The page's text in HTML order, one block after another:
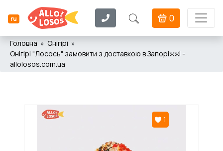
ru 0
Головна
Онігірі
Онігірі "Лосось" замовити з доставкою в Запоріжжі -
allolosos.com.ua
1